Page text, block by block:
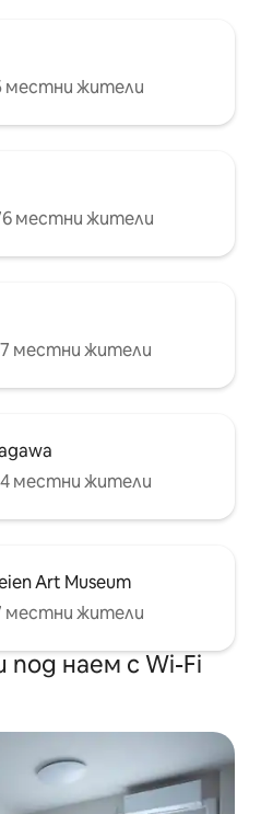
и
от
На
Isetan
местни жители
местни жители
местни жители
местни жители
Art Museum
местни жители
наем с Wi-Fi